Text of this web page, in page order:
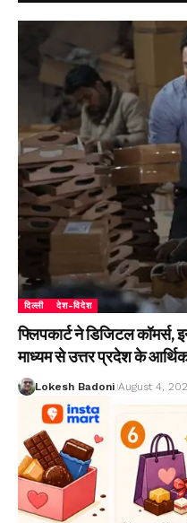
दिल्ली देश-विदेश
फ्लिपकार्ट ने डिजिटल
माध्यम से उत्तर प्रदेश के आर्थिक
Lokesh Badoni August 4,